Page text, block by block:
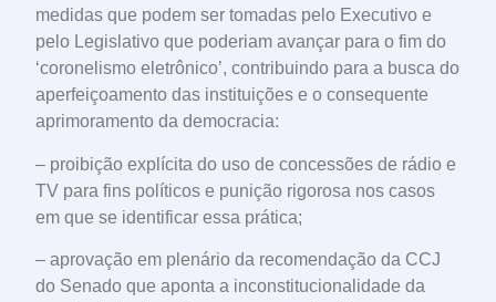
medidas que podem ser tomadas pelo Executivo e
pelo Legislativo que poderiam avançar para o fim do
‘coronelismo eletrônico’, contribuindo para a busca do
aperfeiçoamento das instituições e o consequente
aprimoramento da democracia:
– proibição explícita do uso de concessões de rádio e
TV para fins políticos e punição rigorosa nos casos
em que se identificar essa prática;
– aprovação em plenário da recomendação da CCJ
do Senado que aponta a inconstitucionalidade da